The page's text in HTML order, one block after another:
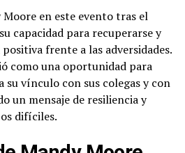
Moore en este evento tras el
capacidad para recuperarse y
frente a las adversidades.
como una oportunidad para
vínculo con sus colegas y con
un mensaje de resiliencia y
difíciles.